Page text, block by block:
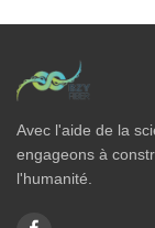
Avec l'aide de la
engageons à
l'humanité.